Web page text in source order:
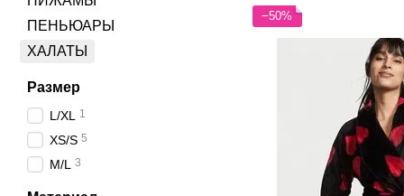
−50%
ПЕНЬЮАРЫ
ХАЛАТЫ
Размер
L/XL 1
XS/S 5
M/L 3